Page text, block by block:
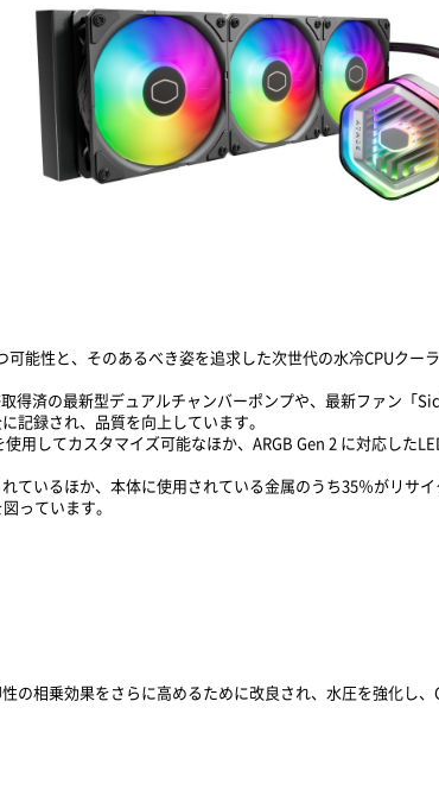
能性と、そのあるべき姿を追求した次世代の水冷CPUク
得済の最新型デュアルチャンバーポンプや、最新ファン「
記録され、品質を向上しています。
用してカスタマイズ可能なほか、ARGB Gen 2 に対応した
ているほか、本体に使用されている金属のうち35％がリサ
っています。
の相乗効果をさらに高めるために改良され、水圧を強化し、